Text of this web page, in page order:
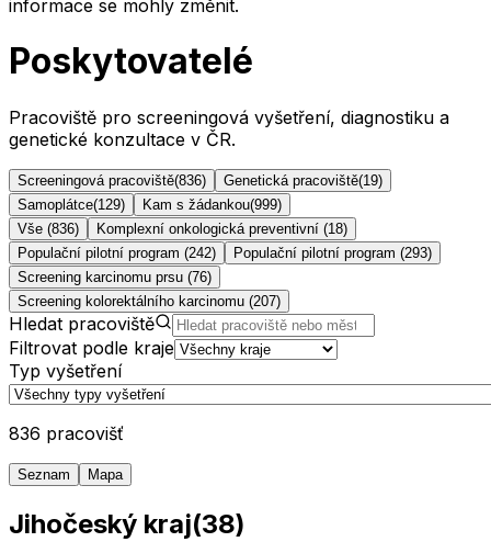
informace se mohly změnit.
Poskytovatelé
Pracoviště pro screeningová vyšetření, diagnostiku a
genetické konzultace v ČR.
Screeningová pracoviště(836) Genetická pracoviště(19)
Samoplátce(129) Kam s žádankou(999)
Vše (836)
Komplexní onkologická preventivní (18)
Populační pilotní program (242) Populační pilotní program (293)
Screening karcinomu prsu (76)
Screening kolorektálního karcinomu (207)
Hledat pracoviště
Filtrovat podle kraje
Typ vyšetření
836 pracovišť
Seznam Mapa
Jihočeský kraj(38)